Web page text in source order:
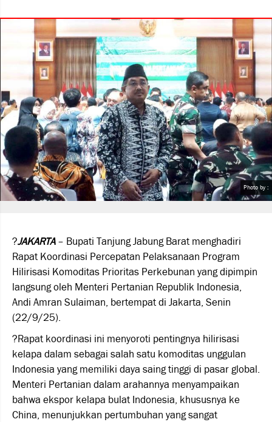
Photo by :
?JAKARTA– Bupati Tanjung Jabung Barat menghadiri
Rapat Koordinasi Percepatan Pelaksanaan Program
Hilirisasi Komoditas Prioritas Perkebunan yang dipimpin
langsung oleh Menteri Pertanian Republik Indonesia,
Andi Amran Sulaiman, bertempat di Jakarta, Senin
(22/9/25).
?Rapat koordinasi ini menyoroti pentingnya hilirisasi
kelapa dalam sebagai salah satu komoditas unggulan
Indonesia yang memiliki daya saing tinggi di pasar global.
Menteri Pertanian dalam arahannya menyampaikan
bahwa ekspor kelapa bulat Indonesia, khususnya ke
China, menunjukkan pertumbuhan yang sangat